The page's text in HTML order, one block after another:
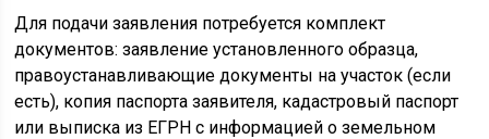
Для подачи заявления потребуется комплект
документов: заявление установленного образца,
правоустанавливающие документы на участок (если
есть), копия паспорта заявителя, кадастровый паспорт
или выписка из ЕГРН с информацией о земельном